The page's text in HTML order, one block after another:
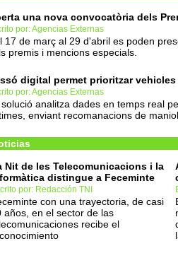
una nova convocatòria dels
por: Agencias Externas
17 de març al 29 d'abril es poden
premis i mencions especials.
digital permet prioritzar
por: Agencias Externas
solució analitza dades en temps real
enviant recomanacions de
Nit de les Telecomunicacions i la
distingue a Feceminte
por: Redacción TNI
con una trayectoria, de casi
años, en el sector de las
recibe el